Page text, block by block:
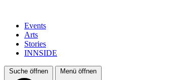
Events
Arts
Stories
INNSIDE
Suche öffnen Menü öffnen